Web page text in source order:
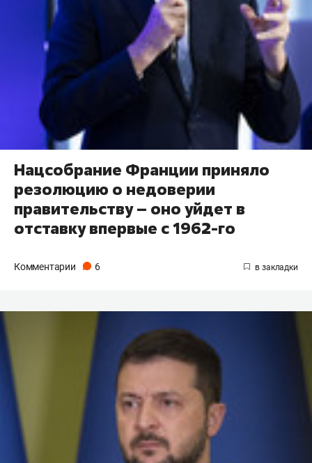
Нацсобрание Франции приняло
резолюцию о недоверии
правительству – оно уйдет в
отставку впервые с 1962-го
Комментарии 6